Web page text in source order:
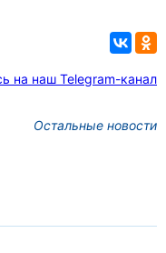
на наш Telegram-канал
Остальные новости